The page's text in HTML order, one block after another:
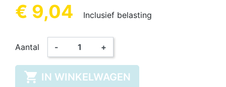
€ 9,04 Inclusief belasting
Aantal - +
 IN WINKELWAGEN